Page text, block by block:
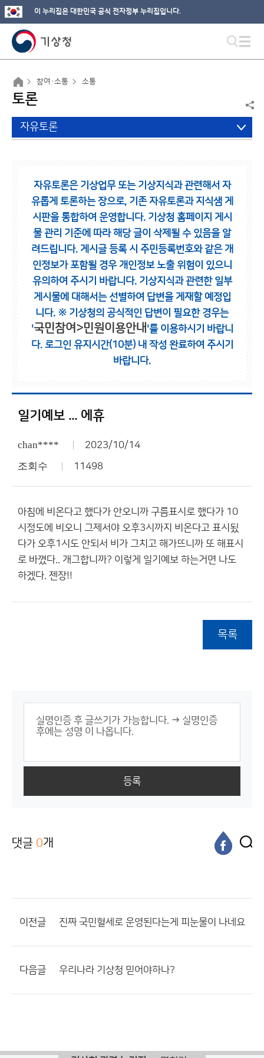
이 누리집은 대한민국 공식 전자정부 누리집입니다.
참여·소통 소통
토론
자유토론
자유토론은 기상업무 또는 기상지식과 관련해서 자
유롭게 토론하는 장으로, 기존 자유토론과 지식샘 게
시판을 통합하여 운영합니다. 기상청 홈페이지 게시
물 관리 기준에 따라 해당 글이 삭제될 수 있음을 알
려드립니다. 게시글 등록 시 주민등록번호와 같은 개
인정보가 포함될 경우 개인정보 노출 위험이 있으니
유의하여 주시기 바랍니다. 기상지식과 관련한 일부
게시물에 대해서는 선별하여 답변을 게재할 예정입
니다. ※ 기상청의 공식적인 답변이 필요한 경우는
'국민참여>민원이용안내 '를 이용하시기 바랍니
다. 로그인 유지시간(10분) 내 작성 완료하여 주시기
바랍니다.
일기예보 ... 에휴
chan**** 2023/10/14
조회수 11498
아침에 비온다고 했다가 안오니까 구름표시로 했다가 10
시정도에 비오니 그제서야 오후3시까지 비온다고 표시됬
다가 오후1시도 안되서 비가 그치고 해가뜨니까 또 해표시
로 바꼈다.. 개그합니까? 이렇게 일기예보 하는거면 나도
하겠다. 젠장!!
목록
등록
댓글 0개
이전글 진짜 국민혈세로 운영된다는게 피눈물이 나네요
다음글 우리나라 기상청 믿어야하나?